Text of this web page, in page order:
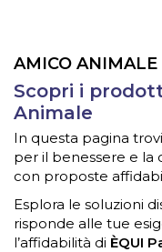
AMICO ANIMALE
Scopri i
Animale
In questa pagina
per il benessere e la
con proposte
Esplora le soluzioni
risponde alle tue
l’affidabilità di ÈQUI